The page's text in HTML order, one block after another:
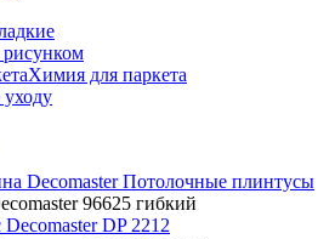
Химия для паркета
DecomasterПотолочные плинтусы
96625 гибкий